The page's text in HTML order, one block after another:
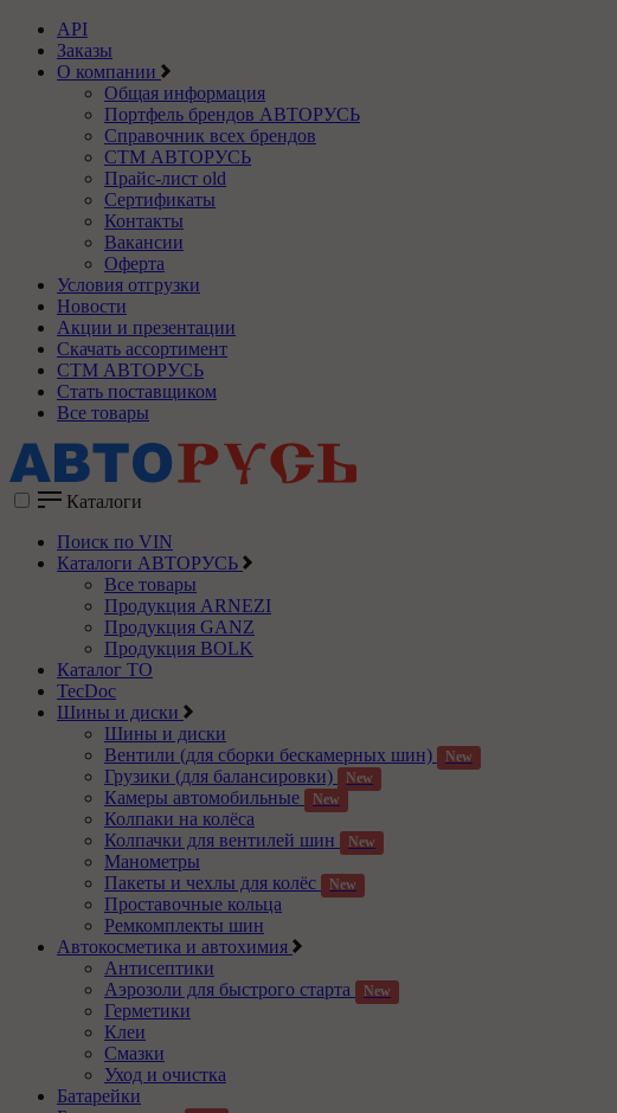
API
Заказы
О компании
Общая информация
Портфель брендов АВТОРУСЬ
Справочник всех брендов
СТМ АВТОРУСЬ
Прайс-лист old
Сертификаты
Контакты
Вакансии
Оферта
Условия отгрузки
Новости
Акции и презентации
Скачать ассортимент
СТМ АВТОРУСЬ
Стать поставщиком
Все товары
Каталоги
Поиск по VIN
Каталоги АВТОРУСЬ
Все товары
Продукция ARNEZI
Продукция GANZ
Продукция BOLK
Каталог ТО
TecDoc
Шины и диски
Шины и диски
Вентили (для сборки бескамерных шин)
New
Грузики (для балансировки) New
Камеры автомобильные New
Колпаки на колёса
Колпачки для вентилей шин
New
Манометры
Пакеты и чехлы для колёс
New
Проставочные кольца
Ремкомплекты шин
Автокосметика и автохимия
Антисептики
Аэрозоли для быстрого старта
New
Герметики
Клеи
Смазки
Уход и очистка
Батарейки